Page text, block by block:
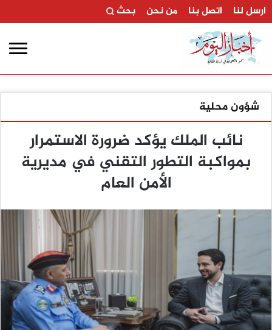
ارسل لنا اتصل بنا من نحن بحث
شؤون محلية
نائب الملك يؤكد ضرورة الاستمرار
بمواكبة التطور التقني في مديرية
الأمن العام